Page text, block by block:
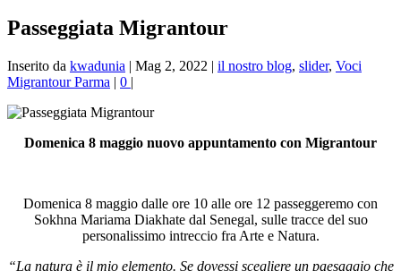
Passeggiata Migrantour
Inserito da kwadunia | Mag 2, 2022 | il nostro blog, slider, Voci
Migrantour Parma | 0 |
Domenica 8 maggio nuovo appuntamento con Migrantour
Domenica 8 maggio dalle ore 10 alle ore 12 passeggeremo con
Sokhna Mariama Diakhate dal Senegal, sulle tracce del suo
personalissimo intreccio fra Arte e Natura.
“La natura è il mio elemento. Se dovessi scegliere un paesaggio che